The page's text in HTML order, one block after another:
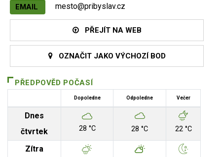
EMAIL mesto@pribyslav.cz
PŘEJÍT NA WEB
OZNAČIT JAKO VÝCHOZÍ BOD
PŘEDPOVĚD POČASÍ
Dopoledne Odpoledne Večer
Dnes
čtvrtek
28 °C 28 °C 22 °C
Zítra